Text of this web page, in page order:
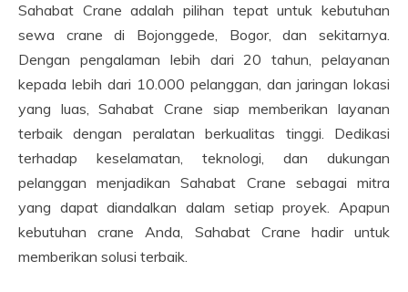
Sahabat Crane adalah pilihan tepat untuk kebutuhan
sewa crane di Bojonggede, Bogor, dan sekitarnya.
Dengan pengalaman lebih dari 20 tahun, pelayanan
kepada lebih dari 10.000 pelanggan, dan jaringan lokasi
yang luas, Sahabat Crane siap memberikan layanan
terbaik dengan peralatan berkualitas tinggi. Dedikasi
terhadap keselamatan, teknologi, dan dukungan
pelanggan menjadikan Sahabat Crane sebagai mitra
yang dapat diandalkan dalam setiap proyek. Apapun
kebutuhan crane Anda, Sahabat Crane hadir untuk
memberikan solusi terbaik.